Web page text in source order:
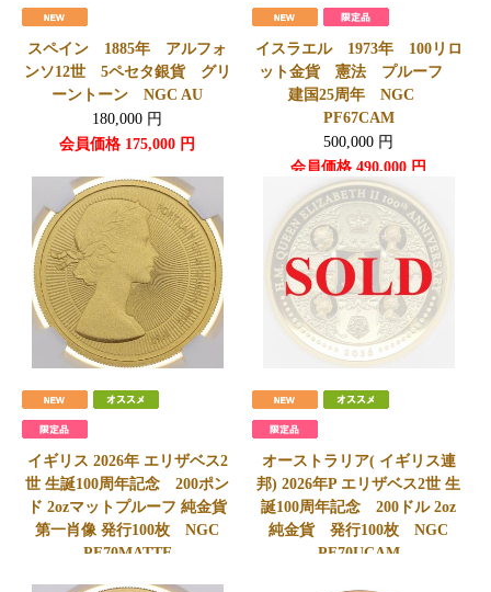
スペイン 1885年 アルフォ
ンソ12世 5ペセタ銀貨 グリ
ーントーン NGC AU
180,000 円
会員価格 175,000 円
イスラエル 1973年 100リロ
ット金貨 憲法 プルーフ
建国25周年 NGC
PF67CAM
500,000 円
会員価格 490,000 円
イギリス 2026年 エリザベス2
世 生誕100周年記念 200ポン
ド 2ozマットプルーフ 純金貨
第一肖像 発行100枚 NGC
PF70MATTE
オーストラリア( イギリス連
邦) 2026年P エリザベス2世 生
誕100周年記念 200ドル 2oz
純金貨 発行100枚 NGC
PF70UCAM